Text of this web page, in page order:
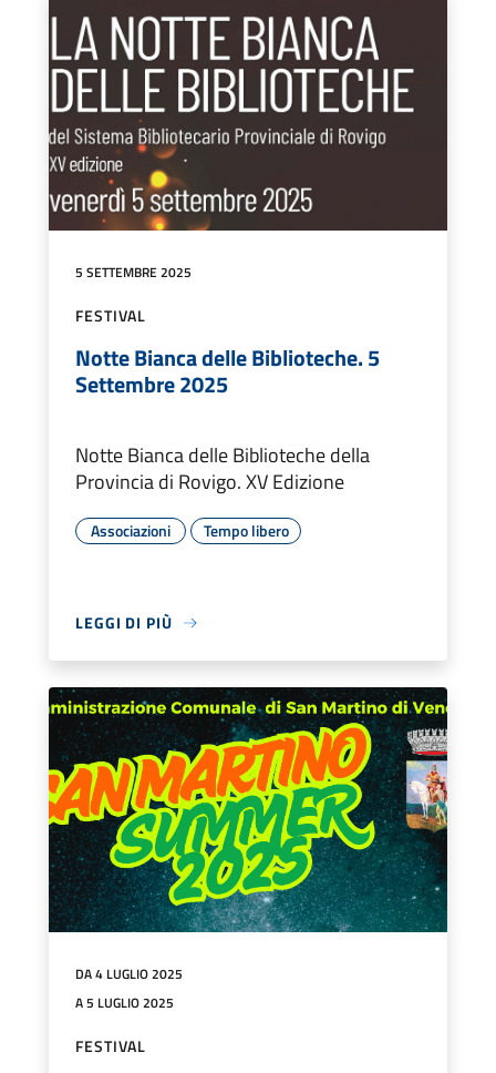
5 SETTEMBRE 2025
FESTIVAL
Notte Bianca delle Biblioteche. 5
Settembre 2025
Notte Bianca delle Biblioteche della
Provincia di Rovigo. XV Edizione
Associazioni Tempo libero
LEGGI DI PIÙ
DA 4 LUGLIO 2025
A 5 LUGLIO 2025
FESTIVAL